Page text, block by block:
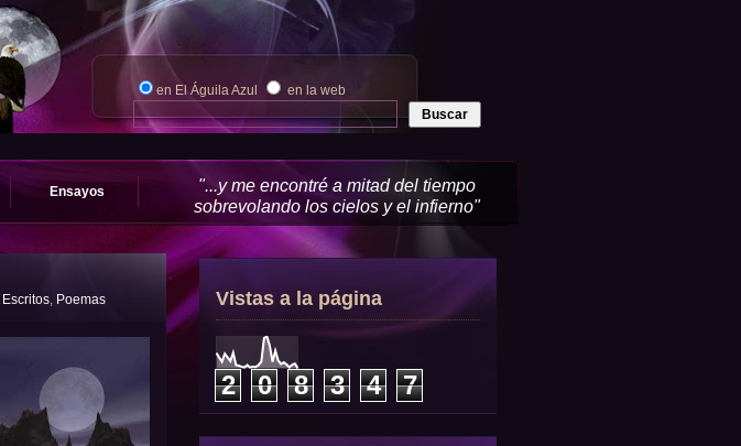
en El Águila Azul en la web
Ensayos
"...y me encontré a mitad del tiempo
sobrevolando los cielos y el infierno"
Escritos, Poemas Vistas a la página
2 0 8 3 4 7